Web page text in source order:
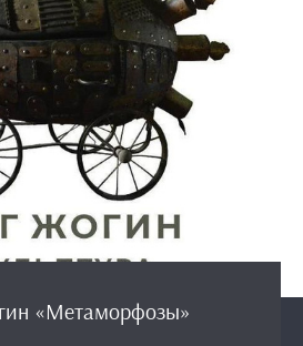
«Метаморфозы»